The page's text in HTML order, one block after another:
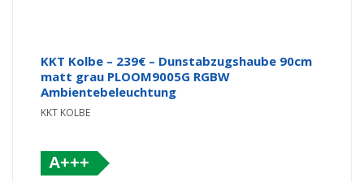
KKT Kolbe – 239€ – Dunstabzugshaube 90cm
matt grau PLOOM9005G RGBW
Ambientebeleuchtung
KKT KOLBE
A+++